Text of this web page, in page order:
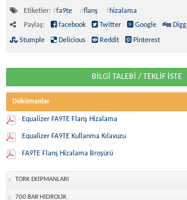
Etiketler: #fa9te #flanş # hizalama
Paylaş:
facebook Twitter Google Digg
Stumple Delicious Reddit Pinterest
BİLGİ TALEBİ / TEKLİF İSTE
Dokümanlar
Equalizer FA9TE Flanş Hizalama
Equalizer FA9TE Kullanma Kılavuzu
FA9TE Flanş Hizalama Broşürü
TORK EKİPMANLARI
700 BAR HİDROLİK